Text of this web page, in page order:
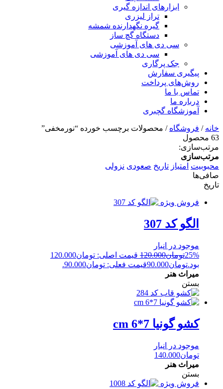
ابزارهای اندازه گیری
تراز لیزری
گیره نگهدارنده شمشه
دستگاه گچ ساز
سی دی های آموزشی
سی دی های آموزشی
جک پرگاری
پیگیری سفارش
روش‌های پرداخت
تماس با ما
درباره ما
آموزشگاه گچبری
خانه / فروشگاه / محصولات برچسب خورده “نورمخفی”
63 محصول
مرتب‌سازی:
مرتب‌سازی
محبوبیت امتیاز تاریخ صعودی نزولی
صافی‌ها
تاریخ
فروش ویژه
الگو کد 307
موجود در انبار
25%تومان120.000
قیمت اصلی: تومان120.000
بود.تومان90.000قیمت فعلی: تومان90.000.
میراث هنر
بستن
کشو گونیا 7*6 cm
موجود در انبار
تومان140.000
میراث هنر
بستن
فروش ویژه